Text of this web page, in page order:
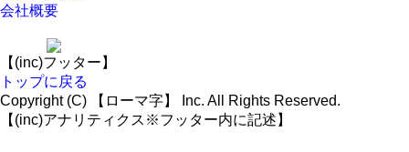
会社概要
【(inc)フッター】
トップに戻る
Copyright (C) 【ローマ字】 Inc. All Rights Reserved.
【(inc)アナリティクス※フッター内に記述】